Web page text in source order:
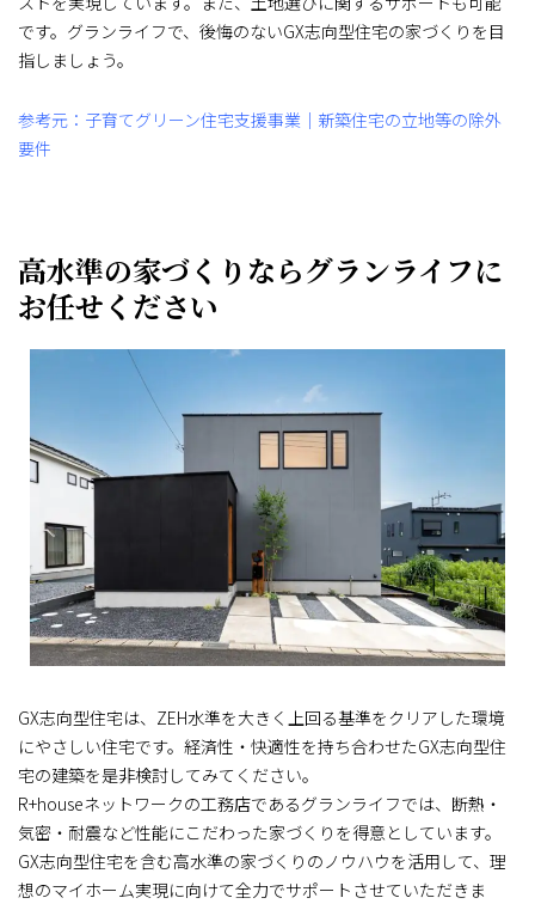
です。グランライフで、後悔のないGX志向型住宅の家づくりを目
指しましょう。
参考元：子育てグリーン住宅支援事業｜新築住宅の立地等の除外
要件
高水準の家づくりならグランライフに
お任せください
GX志向型住宅は、ZEH水準を大きく上回る基準をクリアした環境
にやさしい住宅です。経済性・快適性を持ち合わせたGX志向型住
宅の建築を是非検討してみてください。
R+houseネットワークの工務店であるグランライフでは、断熱・
気密・耐震など性能にこだわった家づくりを得意としています。
GX志向型住宅を含む高水準の家づくりのノウハウを活用して、理
想のマイホーム実現に向けて全力でサポートさせていただきま